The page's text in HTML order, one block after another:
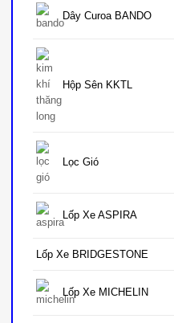
Dây Curoa BANDO
Hộp Sên KKTL
Lọc Gió
Lốp Xe ASPIRA
Lốp Xe BRIDGESTONE
Lốp Xe MICHELIN